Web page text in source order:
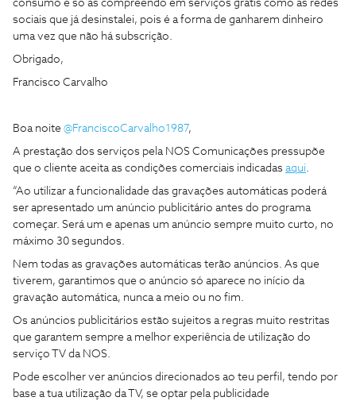
consumo e só as compreendo em serviços grátis como as redes
sociais que já desinstalei, pois é a forma de ganharem dinheiro
uma vez que não há subscrição.
Obrigado,
Francisco Carvalho
Boa noite @FranciscoCarvalho1987,
A prestação dos serviços pela NOS Comunicações pressupõe
que o cliente aceita as condições comerciais indicadas aqui.
“Ao utilizar a funcionalidade das gravações automáticas poderá
ser apresentado um anúncio publicitário antes do programa
começar. Será um e apenas um anúncio sempre muito curto, no
máximo 30 segundos.
Nem todas as gravações automáticas terão anúncios. As que
tiverem, garantimos que o anúncio só aparece no início da
gravação automática, nunca a meio ou no fim.
Os anúncios publicitários estão sujeitos a regras muito restritas
que garantem sempre a melhor experiência de utilização do
serviço TV da NOS.
Pode escolher ver anúncios direcionados ao teu perfil, tendo por
base a tua utilização da TV, se optar pela publicidade